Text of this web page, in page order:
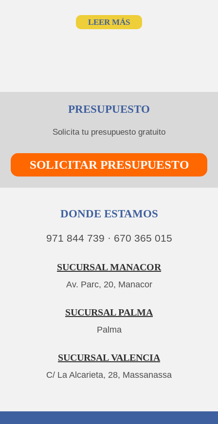
LEER MÁS
PRESUPUESTO
Solicita tu presupuesto gratuito
SOLICITAR PRESUPUESTO
DONDE ESTAMOS
971 844 739 · 670 365 015
SUCURSAL MANACOR
Av. Parc, 20, Manacor
SUCURSAL PALMA
Palma
SUCURSAL VALENCIA
C/ La Alcarieta, 28, Massanassa